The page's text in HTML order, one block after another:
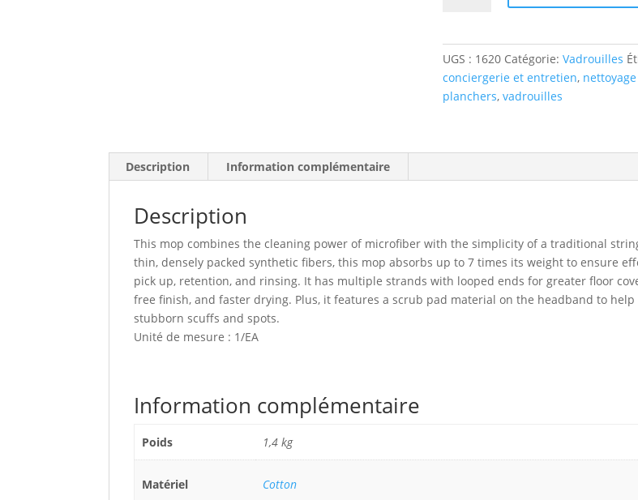
UGS : 1620 Catégorie:Vadrouilles
conciergerie et entretien,
planchers,vadrouilles
Description Information complémentaire
Description
This mop combines the cleaning power of microfiber with the simplicity of a traditional
thin, densely packed synthetic fibers, this mop absorbs up to 7 times its weight to ensure
pick up, retention, and rinsing. It has multiple strands with looped ends for greater floor
free finish, and faster drying. Plus, it features a scrub pad material on the headband to help
stubborn scuffs and spots.
Unité de mesure : 1/EA
Information complémentaire
Poids 1,4 kg
Matériel Cotton